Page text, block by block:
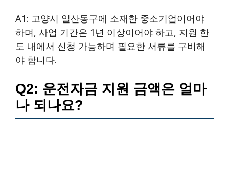
A1: 고양시 일산동구에 소재한 중소기업이어야
하며, 사업 기간은 1년 이상이어야 하고, 지원 한
도 내에서 신청 가능하며 필요한 서류를 구비해
야 합니다.
Q2: 운전자금 지원 금액은 얼마
나 되나요?